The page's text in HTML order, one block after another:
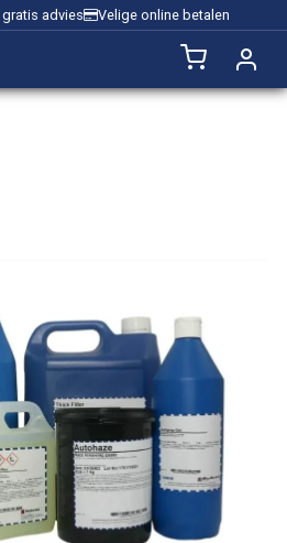
advies Velige online betalen